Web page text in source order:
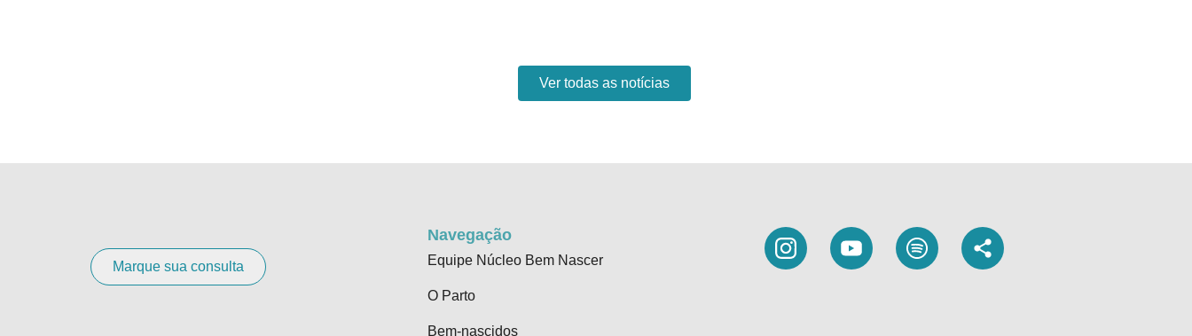
Ver todas as notícias
Marque sua consulta
Navegação
Equipe Núcleo Bem Nascer
O Parto
Bem-nascidos